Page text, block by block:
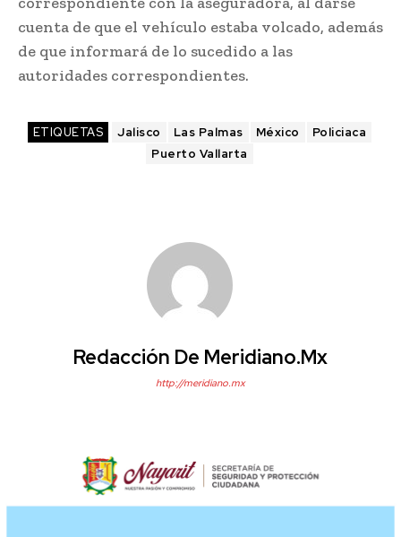
cuenta de que el vehículo estaba volcado, además
de que informará de lo sucedido a las
autoridades correspondientes.
ETIQUETAS Jalisco Las Palmas México
Policiaca
Puerto Vallarta
Redacción De Meridiano.mx
http://meridiano.mx